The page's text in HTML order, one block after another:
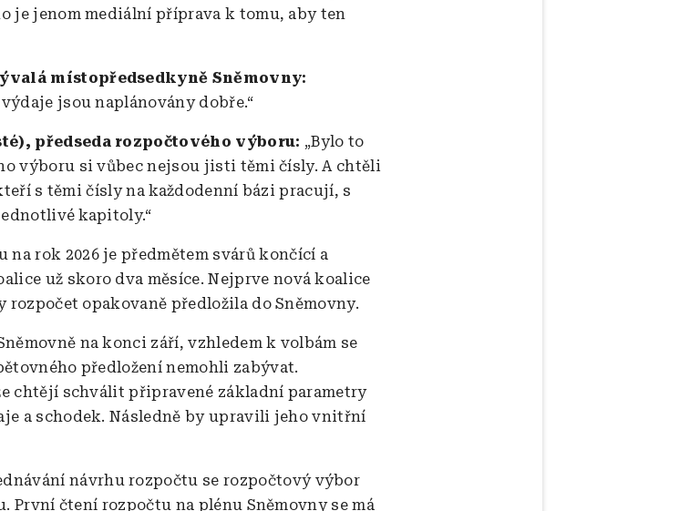
je jenom mediální příprava k tomu, aby ten
místopředsedkyně Sněmovny:
jsou naplánovány dobře.“
předseda rozpočtového výboru: „Bylo to
výboru si vůbec nejsou jisti těmi čísly. A chtěli
s těmi čísly na každodenní bázi pracují, s
kapitoly.“
na rok 2026 je předmětem svárů končící a
už skoro dva měsíce. Nejprve nová koalice
opakovaně předložila do Sněmovny.
na konci září, vzhledem k volbám se
předložení nemohli zabývat.
chtějí schválit připravené základní parametry
a schodek. Následně by upravili jeho vnitřní
návrhu rozpočtu se rozpočtový výbor
První čtení rozpočtu na plénu Sněmovny se má